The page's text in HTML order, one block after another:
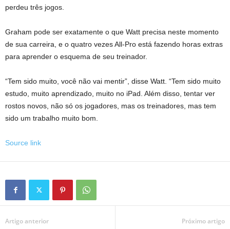
perdeu três jogos.
Graham pode ser exatamente o que Watt precisa neste momento
de sua carreira, e o quatro vezes All-Pro está fazendo horas extras
para aprender o esquema de seu treinador.
“Tem sido muito, você não vai mentir”, disse Watt. “Tem sido muito
estudo, muito aprendizado, muito no iPad. Além disso, tentar ver
rostos novos, não só os jogadores, mas os treinadores, mas tem
sido um trabalho muito bom.
Source link
Artigo anterior Próximo artigo